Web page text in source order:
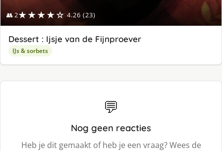
👥 2★★★★☆ 4.26 (23)
Dessert : Ijsje van de Fijnproever
IJs & sorbets
💬
Nog geen reacties
Heb je dit gemaakt of heb je een vraag? Wees de